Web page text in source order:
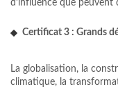
d’influence que peuvent
Certificat 3 : Grands
La globalisation, la
climatique, la